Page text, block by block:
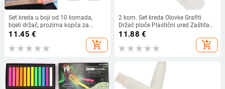
Set kreda u boji od 10 komada,
bijeli držač, prozirna kopča za
poklopac
11.45 €
add_shopping_cart
2 kom. Set kreda Olovke Grafiti
Držač ploče Plastični ured Zaštita
za djecu Skladište školskog pribora
11.88 €
add_shopping_cart